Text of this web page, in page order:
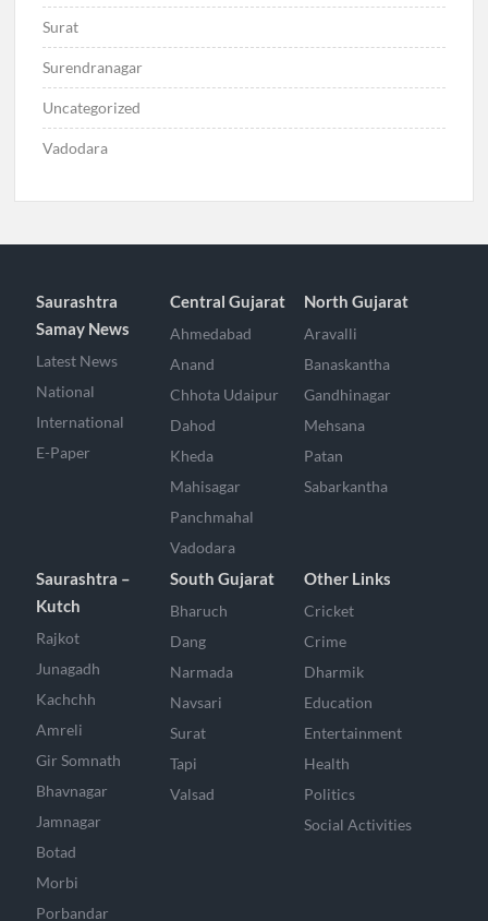
Surat
Surendranagar
Uncategorized
Vadodara
Saurashtra
Samay News
Latest News
National
International
E-Paper
Central Gujarat
Ahmedabad
Anand
Chhota Udaipur
Dahod
Kheda
Mahisagar
Panchmahal
Vadodara
North Gujarat
Aravalli
Banaskantha
Gandhinagar
Mehsana
Patan
Sabarkantha
Saurashtra –
Kutch
Rajkot
Junagadh
Kachchh
Amreli
Gir Somnath
Bhavnagar
Jamnagar
Botad
Morbi
Porbandar
South Gujarat
Bharuch
Dang
Narmada
Navsari
Surat
Tapi
Valsad
Other Links
Cricket
Crime
Dharmik
Education
Entertainment
Health
Politics
Social Activities